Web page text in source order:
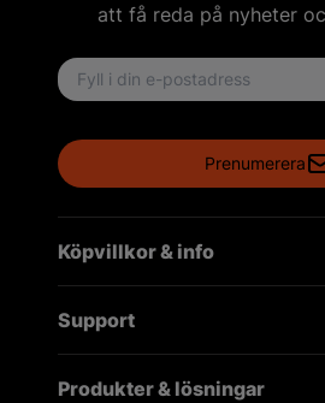
att få reda på nyheter
Email address
Prenumerera
Köpvillkor & info
Support
Produkter & lösningar